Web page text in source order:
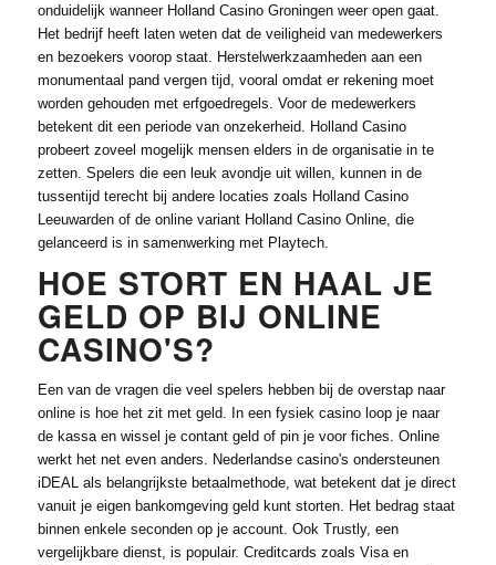
onduidelijk wanneer Holland Casino Groningen weer open gaat.
Het bedrijf heeft laten weten dat de veiligheid van medewerkers
en bezoekers voorop staat. Herstelwerkzaamheden aan een
monumentaal pand vergen tijd, vooral omdat er rekening moet
worden gehouden met erfgoedregels. Voor de medewerkers
betekent dit een periode van onzekerheid. Holland Casino
probeert zoveel mogelijk mensen elders in de organisatie in te
zetten. Spelers die een leuk avondje uit willen, kunnen in de
tussentijd terecht bij andere locaties zoals Holland Casino
Leeuwarden of de online variant Holland Casino Online, die
gelanceerd is in samenwerking met Playtech.
HOE STORT EN HAAL JE
GELD OP BIJ ONLINE
CASINO'S?
Een van de vragen die veel spelers hebben bij de overstap naar
online is hoe het zit met geld. In een fysiek casino loop je naar
de kassa en wissel je contant geld of pin je voor fiches. Online
werkt het net even anders. Nederlandse casino's ondersteunen
iDEAL als belangrijkste betaalmethode, wat betekent dat je direct
vanuit je eigen bankomgeving geld kunt storten. Het bedrag staat
binnen enkele seconden op je account. Ook Trustly, een
vergelijkbare dienst, is populair. Creditcards zoals Visa en